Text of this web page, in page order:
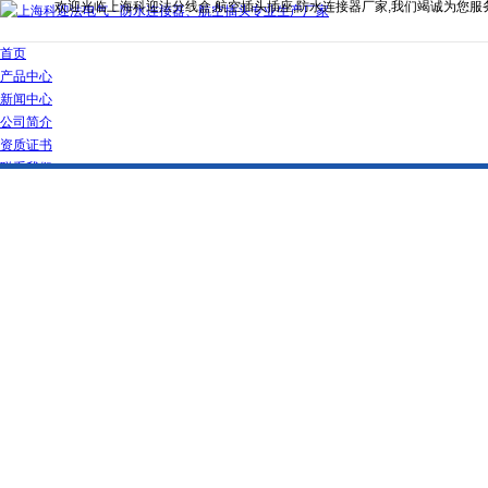
欢迎光临上海科迎法分线盒,航空插头插座,防水连接器厂家,我们竭诚为您服
首页
产品中心
新闻中心
公司简介
资质证书
联系我们